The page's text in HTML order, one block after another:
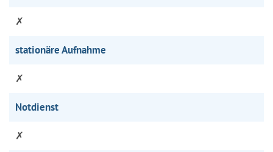
✗
stationäre Aufnahme
✗
Notdienst
✗